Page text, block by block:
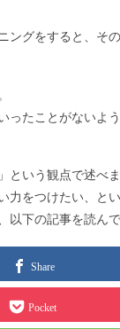
ングをすると、そ
ったことがないよ
という観点で述べ
力をつけたい、と
以下の記事を読ん
Share
Pocket